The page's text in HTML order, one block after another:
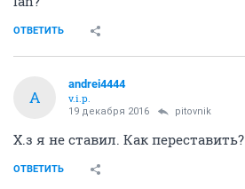
ОТВЕТИТЬ
A
andrei4444
v.i.p.
19 декабря 2016 pitovnik
Х.з я не ставил. Как переставить?
ОТВЕТИТЬ